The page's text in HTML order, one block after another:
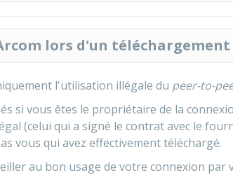
lors d'un téléchargement
l'utilisation illégale du peer-to-
si vous êtes le propriétaire de la
(celui qui a signé le contrat avec le
vous qui avez effectivement téléchargé.
au bon usage de votre connexion par